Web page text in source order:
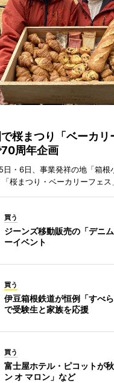
桜まつり「ベーカ
周年企画
日・6日、事業発祥の地「箱根
桜まつり・ベーカリーフェス
買う
ジーンズ移動販売の「デニ
ーイベント
買う
伊豆箱根鉄道が恒例「すべ
で受験生と家族を応援
買う
富士屋ホテル・ピコットが
ン オ マロン」など